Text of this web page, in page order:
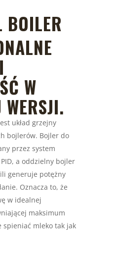
BOILER
W
WERSJI.
układ grzejny
bojlerów. Bojler do
przez system
a oddzielny bojler
generuje potężny
Oznacza to, że
w idealnej
maksimum
spieniać mleko tak jak